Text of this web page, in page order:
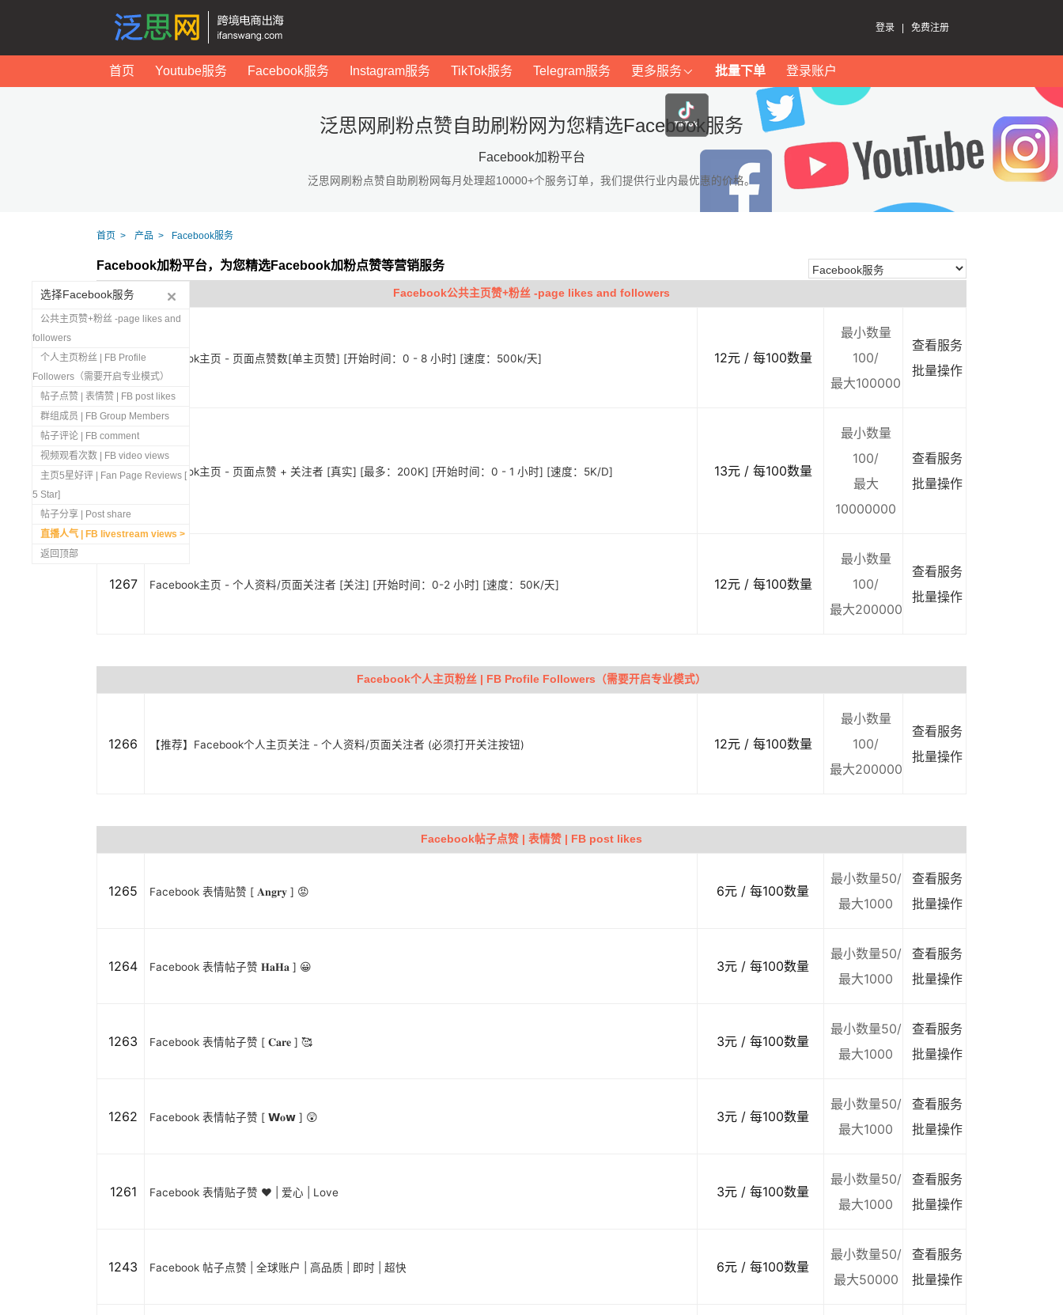
登录 免费注册
首页 Youtube服务 Facebook服务 Instagram服务 TikTok服务 Telegram服务 更多服务 批量下单 登录账户
泛思网刷粉点赞自助刷粉网为您精选Facebook服务
Facebook加粉平台
泛思网刷粉点赞自助刷粉网每月处理超10000+个服务订单，我们提供行业内最优惠的价格。
首页 产品 Facebook服务
Facebook加粉平台，为您精选Facebook加粉点赞等营销服务
Facebook公共主页赞+粉丝 -page likes and followers
1269 Facebook主页 - 页面点赞数[单主页赞] [开始时间：0 - 8 小时] [速度：500k/天] 12元 / 每100数量
最小数量
100/
最大100000
查看服务
批量操作
1268 Facebook主页 - 页面点赞 + 关注者 [真实] [最多：200K] [开始时间：0 - 1 小时] [速度：5K/D] 13元 / 每100数量
最小数量
100/
最大
10000000
查看服务
批量操作
1267 Facebook主页 - 个人资料/页面关注者 [关注] [开始时间：0-2 小时] [速度：50K/天] 12元 / 每100数量
最小数量
100/
最大200000
查看服务
批量操作
Facebook个人主页粉丝 | FB Profile Followers（需要开启专业模式）
1266 【推荐】Facebook个人主页关注 - 个人资料/页面关注者 (必须打开关注按钮) 12元 / 每100数量
最小数量
100/
最大200000
查看服务
批量操作
Facebook帖子点赞 | 表情赞 | FB post likes
1265 Facebook 表情贴赞 [ 𝐀𝐧𝐠𝐫𝐲 ] 😡 6元 / 每100数量
最小数量50/
最大1000
查看服务
批量操作
1264 Facebook 表情帖子赞 𝐇𝐚𝐇𝐚 ] 😀 3元 / 每100数量
最小数量50/
最大1000
查看服务
批量操作
1263 Facebook 表情帖子赞 [ 𝐂𝐚𝐫𝐞 ] 🥰 3元 / 每100数量
最小数量50/
最大1000
查看服务
批量操作
1262 Facebook 表情帖子赞 [ 𝗪𝐨𝘄 ] 😲 3元 / 每100数量
最小数量50/
最大1000
查看服务
批量操作
1261 Facebook 表情贴子赞 ❤️ | 爱心 | Love 3元 / 每100数量
最小数量50/
最大1000
查看服务
批量操作
1243 Facebook 帖子点赞 | 全球账户 | 高品质 | 即时 | 超快 6元 / 每100数量
最小数量50/
最大50000
查看服务
批量操作
选择Facebook服务
公共主页赞+粉丝 -page likes and
followers
个人主页粉丝 | FB Profile
Followers（需要开启专业模式）
帖子点赞 | 表情赞 | FB post likes
群组成员 | FB Group Members
帖子评论 | FB comment
视频观看次数 | FB video views
主页5星好评 | Fan Page Reviews [
5 Star]
帖子分享 | Post share
直播人气 | FB livestream views
返回顶部